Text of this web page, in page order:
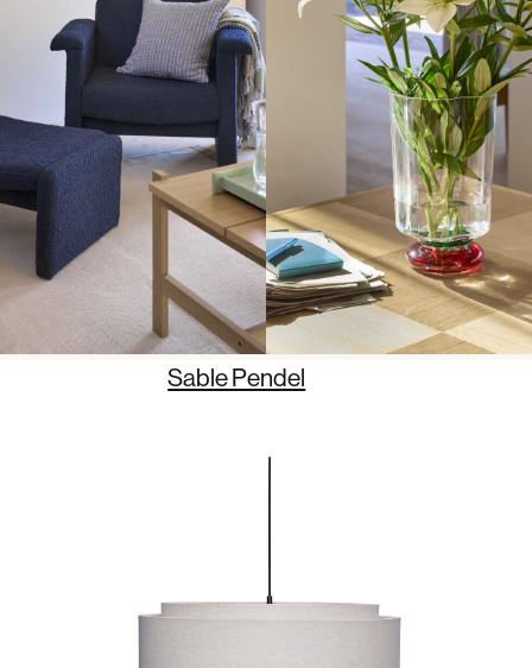
Sable Pendel